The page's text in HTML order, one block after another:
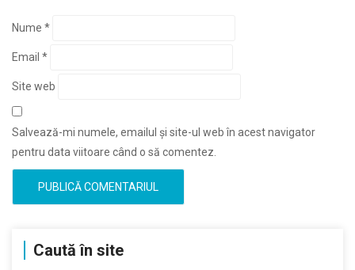
Nume *
Email *
Site web
Salvează-mi numele, emailul și site-ul web în acest navigator
pentru data viitoare când o să comentez.
Caută în site